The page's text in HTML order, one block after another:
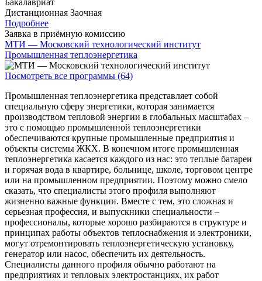
Бакалавриат
Дистанционная Заочная
Подробнее
Заявка в приёмную комиссию
МТИ — Московский технологический институт
Промышленная теплоэнергетика
Посмотреть все программы (64)
Промышленная теплоэнергетика представляет собой
специальную сферу энергетики, которая занимается
производством тепловой энергии в глобальных масштабах –
это с помощью промышленной теплоэнергетики
обеспечиваются крупные промышленные предприятия и
объекты системы ЖКХ. В конечном итоге промышленная
теплоэнергетика касается каждого из нас: это теплые батареи
и горячая вода в квартире, больнице, школе, торговом центре
или на промышленном предприятии. Поэтому можно смело
сказать, что специалисты этого профиля выполняют
жизненно важные функции. Вместе с тем, это сложная и
серьезная профессия, и выпускники специальности –
профессионалы, которые хорошо разбираются в структуре и
принципах работы объектов теплоснабжения и электроники,
могут отремонтировать теплоэнергетическую установку,
генератор или насос, обеспечить их деятельность.
Специалисты данного профиля обычно работают на
предприятиях и тепловых электростанциях, их работ